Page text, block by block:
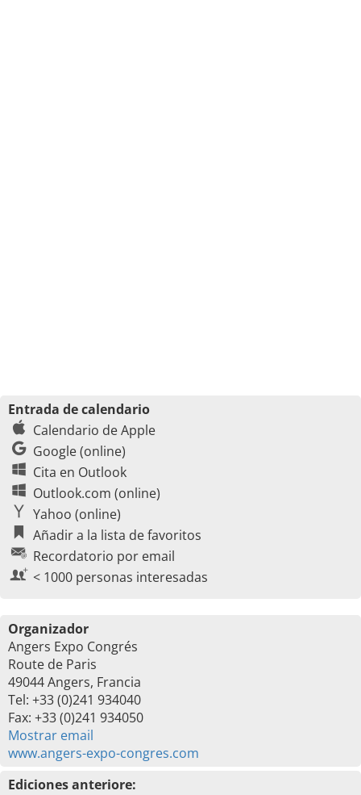
Entrada de calendario
Calendario de Apple
Google (online)
Cita en Outlook
Outlook.com (online)
Yahoo (online)
Añadir a la lista de favoritos
Recordatorio por email
< 1000 personas interesadas
Organizador
Angers Expo Congrés
Route de Paris
49044 Angers, Francia
Tel: +33 (0)241 934040
Fax: +33 (0)241 934050
Mostrar email
www.angers-expo-congres.com
Ediciones anteriore: